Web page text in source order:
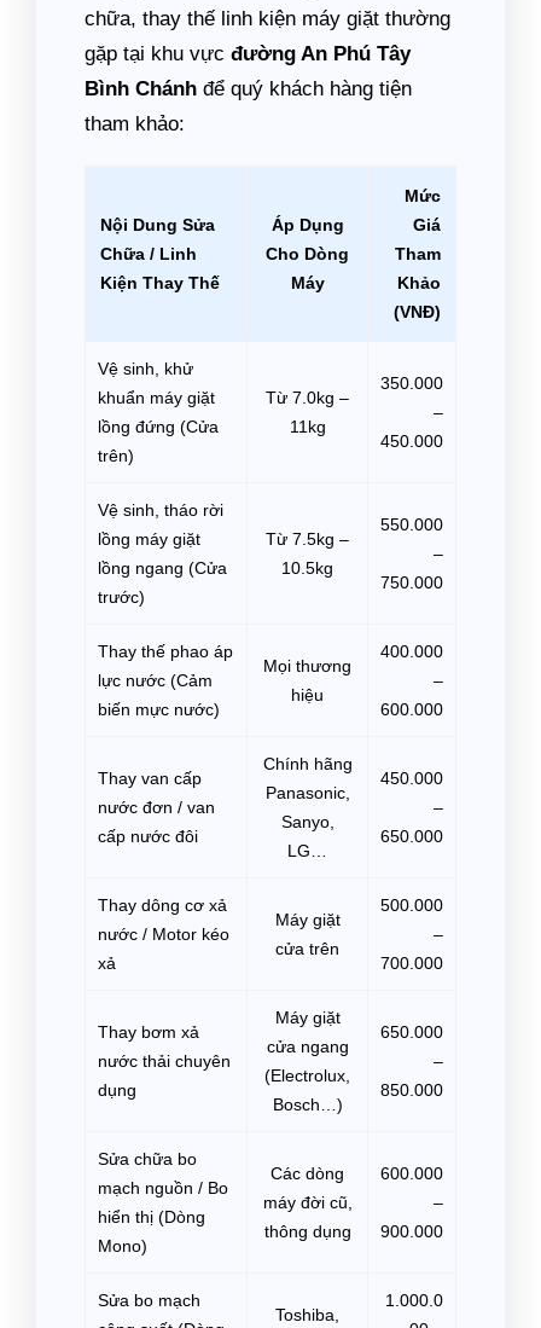
chữa, thay thế linh kiện máy giặt thường
gặp tại khu vực đường An Phú Tây
Bình Chánh để quý khách hàng tiện
tham khảo:
Nội Dung Sửa
Chữa / Linh
Kiện Thay Thế
Áp Dụng
Cho Dòng
Máy
Mức
Giá
Tham
Khảo
(VNĐ)
Vệ sinh, khử
khuẩn máy giặt
lồng đứng (Cửa
trên)
Từ 7.0kg –
11kg
350.000
–
450.000
Vệ sinh, tháo rời
lồng máy giặt
lồng ngang (Cửa
trước)
Từ 7.5kg –
10.5kg
550.000
–
750.000
Thay thế phao áp
lực nước (Cảm
biến mực nước)
Mọi thương
hiệu
400.000
–
600.000
Thay van cấp
nước đơn / van
cấp nước đôi
Chính hãng
Panasonic,
Sanyo,
LG…
450.000
–
650.000
Thay dông cơ xả
nước / Motor kéo
xả
Máy giặt
cửa trên
500.000
–
700.000
Thay bơm xả
nước thải chuyên
dụng
Máy giặt
cửa ngang
(Electrolux,
Bosch…)
650.000
–
850.000
Sửa chữa bo
mạch nguồn / Bo
hiển thị (Dòng
Mono)
Các dòng
máy đời cũ,
thông dụng
600.000
–
900.000
Sửa bo mạch
Toshiba,
1.000.0